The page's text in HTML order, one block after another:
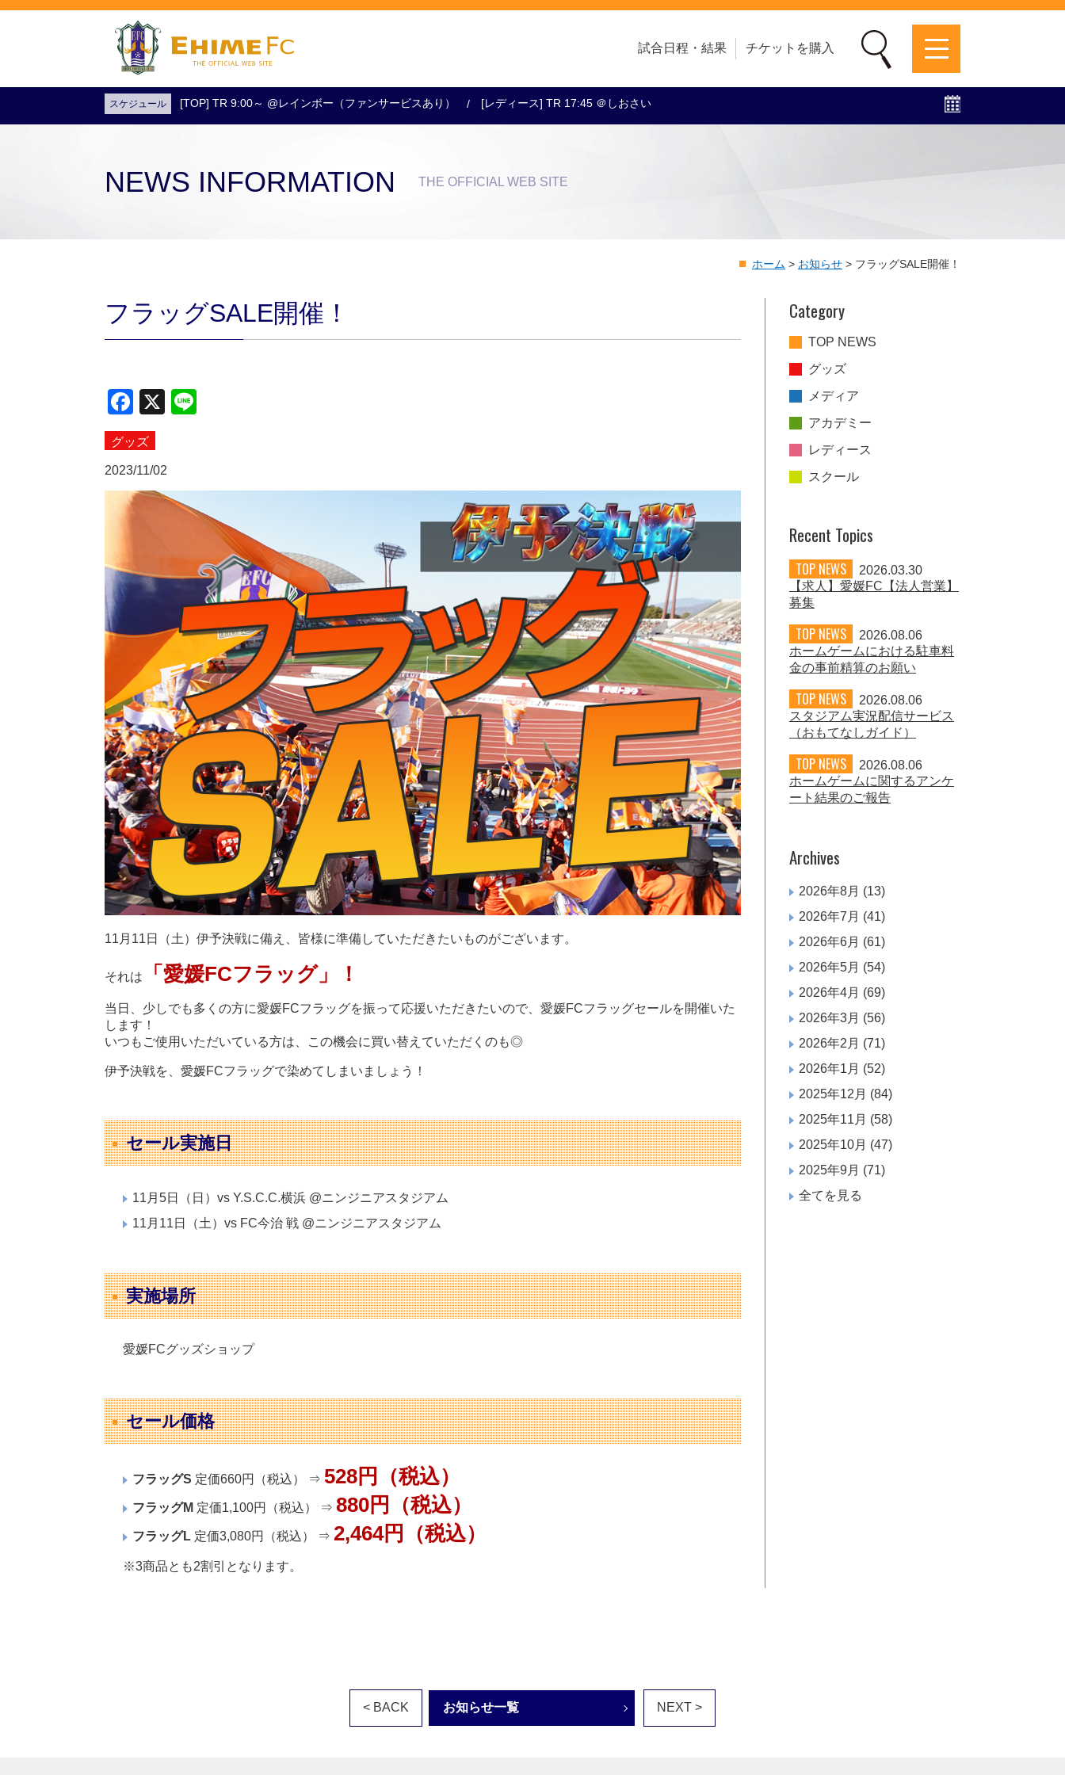
試合日程・結果 チケットを購入
試合日程・結果 アクセス クラブ・会社情報 レディース スクール
スケジュール [TOP] TR 9:00～ @レインボー（ファンサービスあり） [レディース] TR 17:45 ＠しおさい
NEWS INFORMATION THE OFFICIAL WEB SITE
ホーム > お知らせ > フラッグSALE開催！
フラッグSALE開催！
Facebook
X
グッズ
2023/11/02
11月11日（土）伊予決戦に備え、皆様に準備していただきたいものがございます。
それは 「愛媛FCフラッグ」！
当日、少しでも多くの方に愛媛FCフラッグを振って応援いただきたいので、愛媛FCフラッグセールを開催いた
します！
いつもご使用いただいている方は、この機会に買い替えていただくのも◎
伊予決戦を、愛媛FCフラッグで染めてしまいましょう！
セール実施日
11月5日（日）vs Y.S.C.C.横浜 @ニンジニアスタジアム
11月11日（土）vs FC今治 戦 @ニンジニアスタジアム
実施場所
愛媛FCグッズショップ
セール価格
フラッグS 定価660円（税込） ⇒ 528円（税込）
フラッグM 定価1,100円（税込） ⇒ 880円（税込）
フラッグL 定価3,080円（税込） ⇒ 2,464円（税込）
※3商品とも2割引となります。
Category
TOP NEWS
グッズ
メディア
アカデミー
レディース
スクール
Recent Topics
TOP NEWS
2026.03.30
【求人】愛媛FC【法人営業】
募集
TOP NEWS
2026.08.06
ホームゲームにおける駐車料
金の事前精算のお願い
TOP NEWS
2026.08.06
スタジアム実況配信サービス
（おもてなしガイド）
TOP NEWS
2026.08.06
ホームゲームに関するアンケ
ート結果のご報告
Archives
2026年8月 (13)
2026年7月 (41)
2026年6月 (61)
2026年5月 (54)
2026年4月 (69)
2026年3月 (56)
2026年2月 (71)
2026年1月 (52)
2025年12月 (84)
2025年11月 (58)
2025年10月 (47)
2025年9月 (71)
全てを見る
< BACK お知らせ一覧 NEXT >